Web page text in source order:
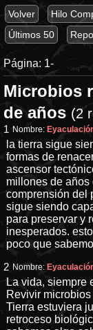
Volver Hilo
Últimos 50
Página: 1-
Microbios
de años (2
1 Nombre:
la tierra sigue
formas de
ascensor
millones de años
comprensión del
sigue siendo
para preservar y
inesperados.
poco que
2 Nombre:
La vida, siempre
Revivir
Tierra estuviera
retroceso